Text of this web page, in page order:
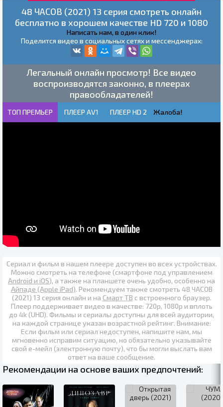
48 ЧАСОВ (2021) 13 серия смотреть онлайн
бесплатно в хорошем качестве HD 720 и 1080
Написать нам, в один клик!
Поделится видео в социальных сетях и мессенджерах:
Легальный онлайн просмотр! Все видео
воспроизводятся законно, в плеерах
правообладателей!
ТОП ПРЕМЬЕР ПЛЕЕР AV1 ПЛЕЕР HD 2 Жалоба!
Сериал и фильм в нашем плеере доступен во всех устройствах.
Можно смотреть на телефоне (смартфоне под управлением
Android и iOS), а также на планшете очень удобно, особенно на
Айпаде (Apple iPad). Рекомендуем также смотреть 48 ЧАСОВ
(2021) 13 серия онлайн и на Смарт ТВ с встроенного браузер.
Плеер поддерживает видео в качестве: 720p, 1080p и вплоть
до 4k (UHD). Фильмы и сериалы доступны для всей аудитории,
на каждой странице указан возрастной рейтинг. Внимание:
Если фильм или сериал недоступен, напишите нам, мы
мгновенно исправим ситуацию, но обязательно указывайте
свой е-мейл (электронную почту), что бы могли выслать вам
ответ на ваше сообщение.
Рекомендации на основе ваших предпочтений: